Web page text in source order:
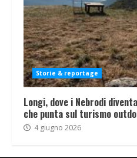
Storie & reportage
Longi, dove i Nebrodi
che punta sul turismo
4 giugno 2026